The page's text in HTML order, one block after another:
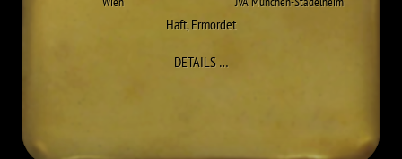
Haft,Ermordet
DETAILS…ZU WILHELM HEBRA